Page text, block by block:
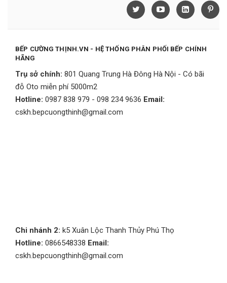
BẾP CƯỜNG THỊNH.VN - HỆ THỐNG PHÂN PHỐI BẾP CHÍNH
HÃNG
Trụ sở chính: 801 Quang Trung Hà Đông Hà Nội - Có bãi
đỗ Oto miễn phí 5000m2
Hotline: 0987 838 979 - 098 234 9636 Email:
cskh.bepcuongthinh@gmail.com
Chi nhánh 2: k5 Xuân Lộc Thanh Thủy Phú Thọ
Hotline: 0866548338 Email:
cskh.bepcuongthinh@gmail.com